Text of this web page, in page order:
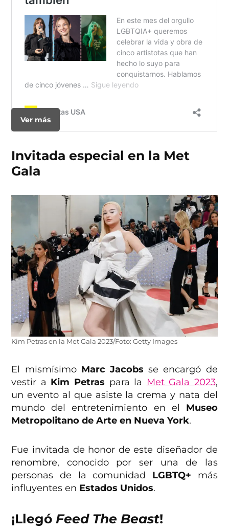
Ver más
Invitada especial en la Met
Gala
Kim Petras en la Met Gala 2023/Foto: Getty Images
El mismísimo Marc Jacobs se encargó de
vestir a Kim Petras para la Met Gala 2023,
un evento al que asiste la crema y nata del
mundo del entretenimiento en el Museo
Metropolitano de Arte en Nueva York.
Fue invitada de honor de este diseñador de
renombre, conocido por ser una de las
personas de la comunidad LGBTQ+ más
influyentes en Estados Unidos.
¡Llegó Feed The Beast!